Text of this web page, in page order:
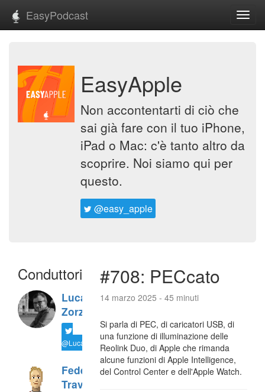
EasyPodcast
EasyApple
Non accontentarti di ciò che
sai già fare con il tuo iPhone,
iPad o Mac: c'è tanto altro da
scoprire. Noi siamo qui per
questo.
@easy_apple
Conduttori
Luca
Zorzi
@LucaTNT
Federico
Travaini
#708: PECcato
14 marzo 2025 - 45 minuti
Si parla di PEC, di caricatori USB, di
una funzione di illuminazione delle
Reolink Duo, di Apple che rimanda
alcune funzioni di Apple Intelligence,
del Control Center e dell'Apple Watch.